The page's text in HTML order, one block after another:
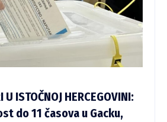
ISTOČNOJ HERCEGOVINI:
do 11 časova u Gacku,